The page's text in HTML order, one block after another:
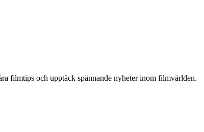
filmtips och upptäck spännande nyheter inom filmvärlden.